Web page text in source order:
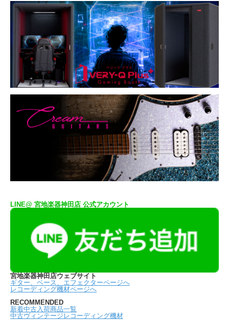
LINE@ 宮地楽器神田店 公式アカウント
宮地楽器神田店ウェブサイト
ギター、ベース、エフェクターページへ
レコーディング機材ページへ
RECOMMENDED
新着中古入荷商品一覧
中古ヴィンテージレコーディング機材